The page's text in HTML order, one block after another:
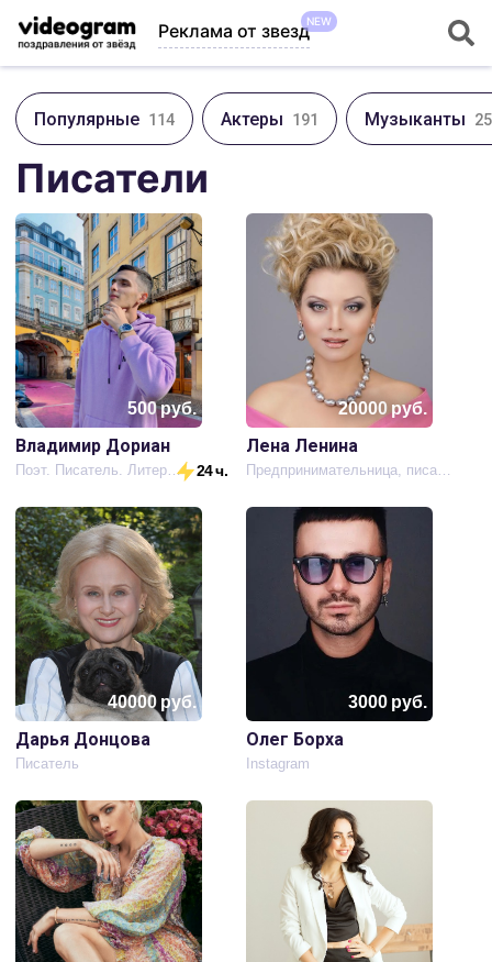
Реклама от звездNEW
Популярные 114 Актеры 191 Музыканты
Писатели
500руб.
Владимир Дориан
Поэт. Писатель. Литератор 24 ч.
20000руб.
Лена Ленина
Предпринимательница, писательница
40000руб.
Дарья Донцова
Писатель
3000руб.
Олег Борха
Instagram